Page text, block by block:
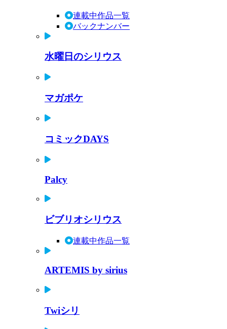
連載中作品一覧
バックナンバー
水曜日のシリウス
マガポケ
コミックDAYS
Palcy
ビブリオシリウス
連載中作品一覧
ARTEMIS by sirius
Twiシリ